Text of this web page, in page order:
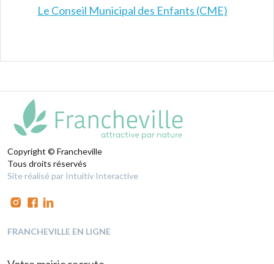
Le Conseil Municipal des Enfants (CME)
Copyright © Francheville
Tous droits réservés
Site réalisé par Intuitiv Interactive
FRANCHEVILLE EN LIGNE